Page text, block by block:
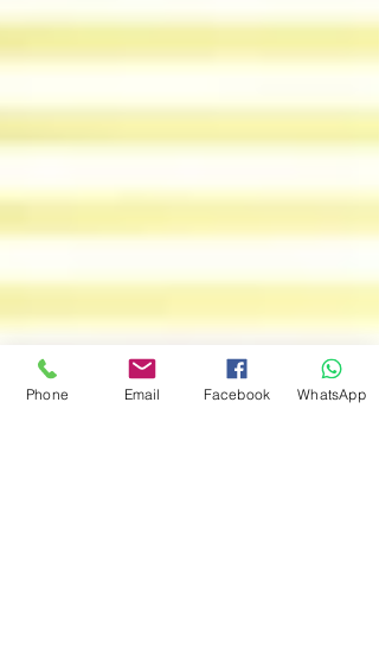
十九分 每間合資格的髮型屋及理髮店會按其處所內
Phone Email Facebook WhatsApp